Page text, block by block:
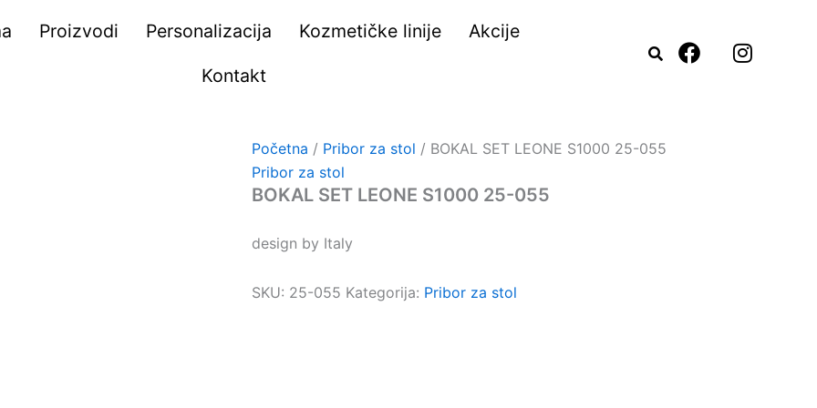
Proizvodi Personalizacija Kozmetičke linije Akcije
Kontakt
F
a
I
n
Početna / Pribor za stol / BOKAL SET LEONE S1000 25-055
Pribor za stol
BOKAL SET LEONE S1000 25-055
design by Italy
SKU: 25-055 Kategorija: Pribor za stol